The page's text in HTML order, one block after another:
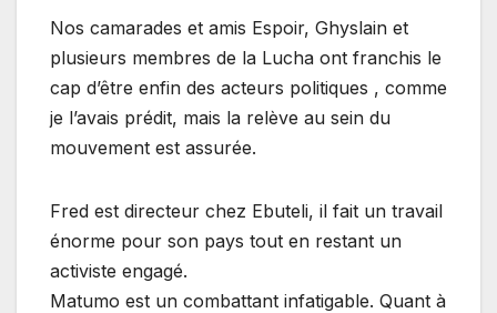
Nos camarades et amis Espoir, Ghyslain et
plusieurs membres de la Lucha ont franchis le
cap d’être enfin des acteurs politiques , comme
je l’avais prédit, mais la relève au sein du
mouvement est assurée.
Fred est directeur chez Ebuteli, il fait un travail
énorme pour son pays tout en restant un
activiste engagé.
Matumo est un combattant infatigable. Quant à